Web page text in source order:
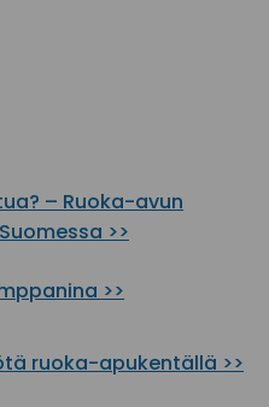
– Ruoka-avun
>>
>>
ruoka-apukentällä >>